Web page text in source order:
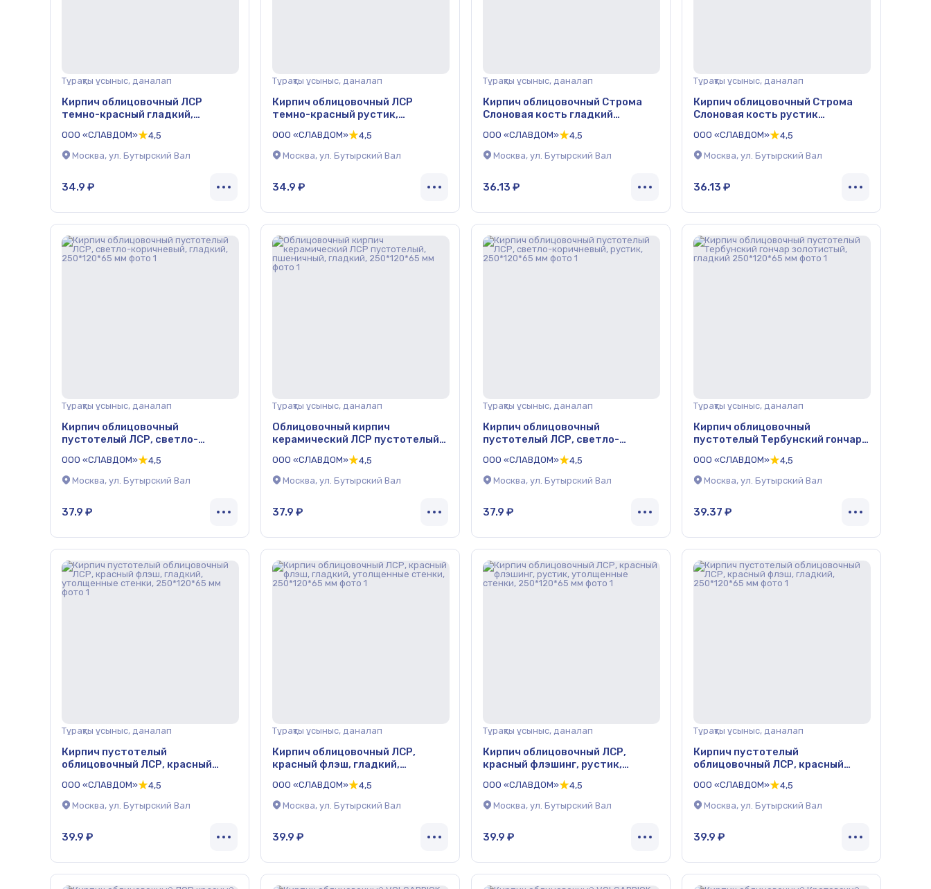
Тұрақты ұсыныс, даналап
Кирпич облицовочный ЛСР
темно-красный гладкий,
250*120*65 мм
ООО «СЛАВДОМ»
4,5
Москва, ул. Бутырский Вал
34.9 ₽
Тұрақты ұсыныс, даналап
Кирпич облицовочный ЛСР
темно-красный рустик,
250*120*65 мм
ООО «СЛАВДОМ»
4,5
Москва, ул. Бутырский Вал
34.9 ₽
Тұрақты ұсыныс, даналап
Кирпич облицовочный Строма
Слоновая кость гладкий
ООО «СЛАВДОМ»
4,5
Москва, ул. Бутырский Вал
36.13 ₽
Тұрақты ұсыныс, даналап
Кирпич облицовочный Строма
Слоновая кость рустик
ООО «СЛАВДОМ»
4,5
Москва, ул. Бутырский Вал
36.13 ₽
Тұрақты ұсыныс, даналап
Кирпич облицовочный
пустотелый ЛСР, светло-
250*120*65 мм
ООО «СЛАВДОМ»
4,5
Москва, ул. Бутырский Вал
37.9 ₽
Тұрақты ұсыныс, даналап
Облицовочный кирпич
керамический ЛСР пустотелый,
мм
ООО «СЛАВДОМ»
4,5
Москва, ул. Бутырский Вал
37.9 ₽
Тұрақты ұсыныс, даналап
Кирпич облицовочный
пустотелый ЛСР, светло-
мм
ООО «СЛАВДОМ»
4,5
Москва, ул. Бутырский Вал
37.9 ₽
Тұрақты ұсыныс, даналап
Кирпич облицовочный
пустотелый Тербунский гончар
250*120*65 мм
ООО «СЛАВДОМ»
4,5
Москва, ул. Бутырский Вал
39.37 ₽
Тұрақты ұсыныс, даналап
Кирпич пустотелый
облицовочный ЛСР, красный
стенки, 250*120*65 мм
ООО «СЛАВДОМ»
4,5
Москва, ул. Бутырский Вал
39.9 ₽
Тұрақты ұсыныс, даналап
Кирпич облицовочный ЛСР,
красный флэш, гладкий,
мм
ООО «СЛАВДОМ»
4,5
Москва, ул. Бутырский Вал
39.9 ₽
Тұрақты ұсыныс, даналап
Кирпич облицовочный ЛСР,
красный флэшинг, рустик,
мм
ООО «СЛАВДОМ»
4,5
Москва, ул. Бутырский Вал
39.9 ₽
Тұрақты ұсыныс, даналап
Кирпич пустотелый
облицовочный ЛСР, красный
ООО «СЛАВДОМ»
4,5
Москва, ул. Бутырский Вал
39.9 ₽